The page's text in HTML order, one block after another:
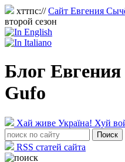
хттпс://Сайт Евгения
второй сезон
Блог
Gufo
Хай живе Україна! Хуй
RSS статей сайта